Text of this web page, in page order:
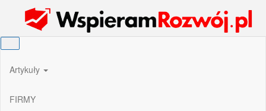
Wspieram Rozwój PL
Artykuły
FIRMY